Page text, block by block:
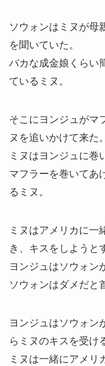
ソウォンはミヌが母
を聞いていた。
バカな成金娘くらい
ているミヌ。
そこにヨンジュがマ
ヌを追いかけて来た。
ミヌはヨンジュに巻
マフラーを巻いてあ
るミヌ。
ミヌはアメリカに一
き、キスをしようと
ヨンジュはソウォン
ソウォンはダメだと
ヨンジュはソウォン
らミヌのキスを受け
ミヌは一緒にアメリ